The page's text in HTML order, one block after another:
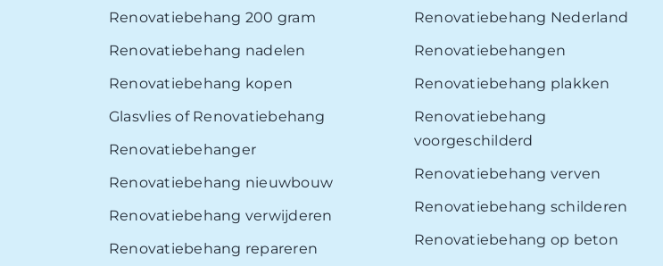
Renovatiebehang 200 gram
Renovatiebehang nadelen
Renovatiebehang kopen
Glasvlies of Renovatiebehang
Renovatiebehanger
Renovatiebehang nieuwbouw
Renovatiebehang verwijderen
Renovatiebehang repareren
Renovatiebehang Nederland
Renovatiebehangen
Renovatiebehang plakken
Renovatiebehang
voorgeschilderd
Renovatiebehang verven
Renovatiebehang schilderen
Renovatiebehang op beton